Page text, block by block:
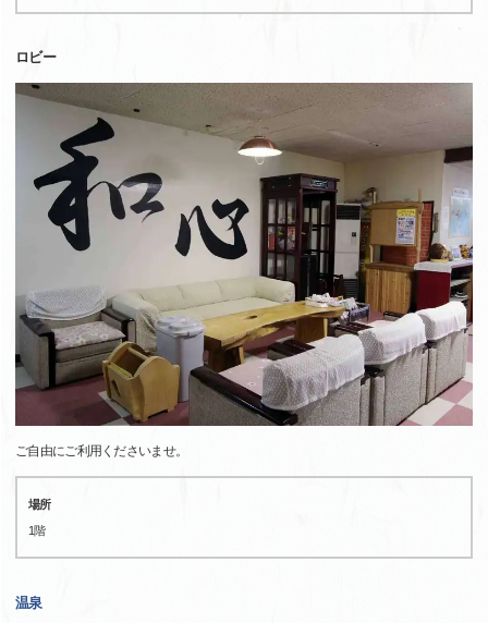
ロビー
ご自由にご利用くださいませ。
場所
1階
温泉